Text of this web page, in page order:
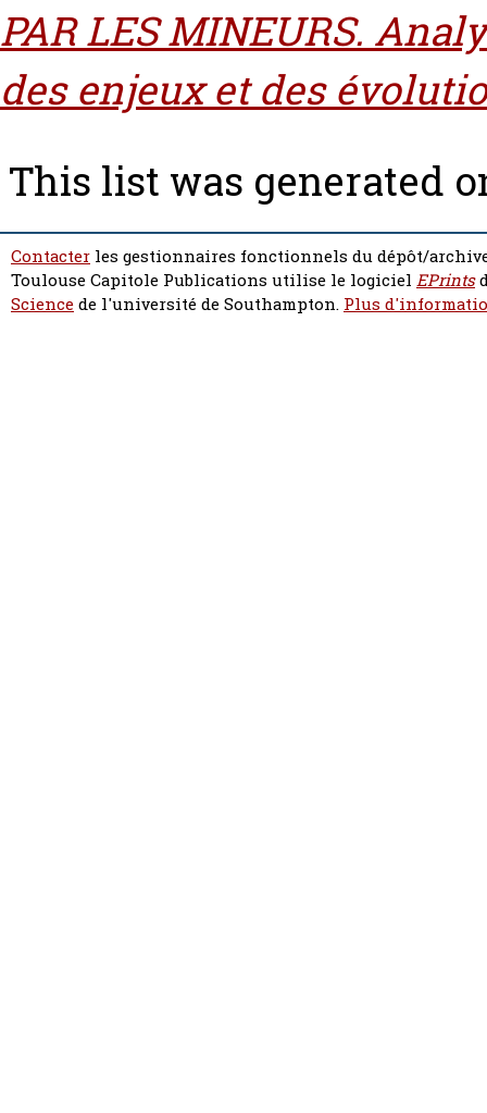
PAR LES MINEURS.
des enjeux et des
This list was generated
Contacter les gestionnaires fonctionnels du dépôt/
Toulouse Capitole Publications utilise le logiciel EPrints
Sciencede l'université de Southampton. Plus